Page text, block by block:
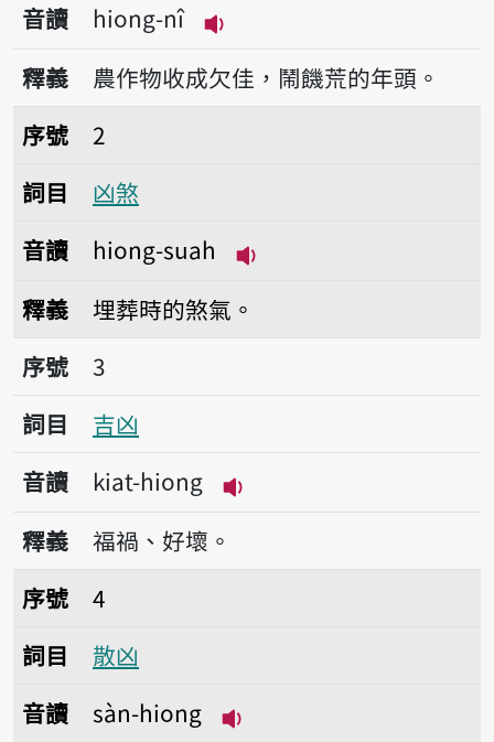
音讀
hiong-nî
播放音讀hiong-nî
釋義
農作物收成欠佳，鬧饑荒的年頭。
序號2凶煞
序號
2
詞目
凶煞
音讀
hiong-suah
釋義
埋葬時的煞氣。
序號3吉凶
序號
3
詞目
吉凶
音讀
kiat-hiong
播放音讀kiat-hiong
釋義
福禍、好壞。
序號4散凶
序號
4
詞目
散凶
音讀
sàn-hiong